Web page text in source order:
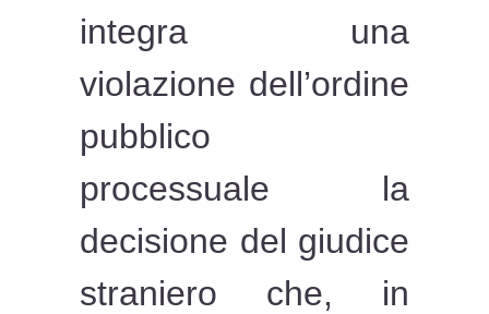
integra una
violazione dell’ordine
pubblico
processuale la
decisione del giudice
straniero che, in